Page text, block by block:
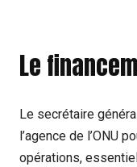
Le
Le secrétaire
l’agence de l’ONU
opérations,